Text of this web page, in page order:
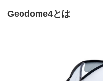
Geodome4とは